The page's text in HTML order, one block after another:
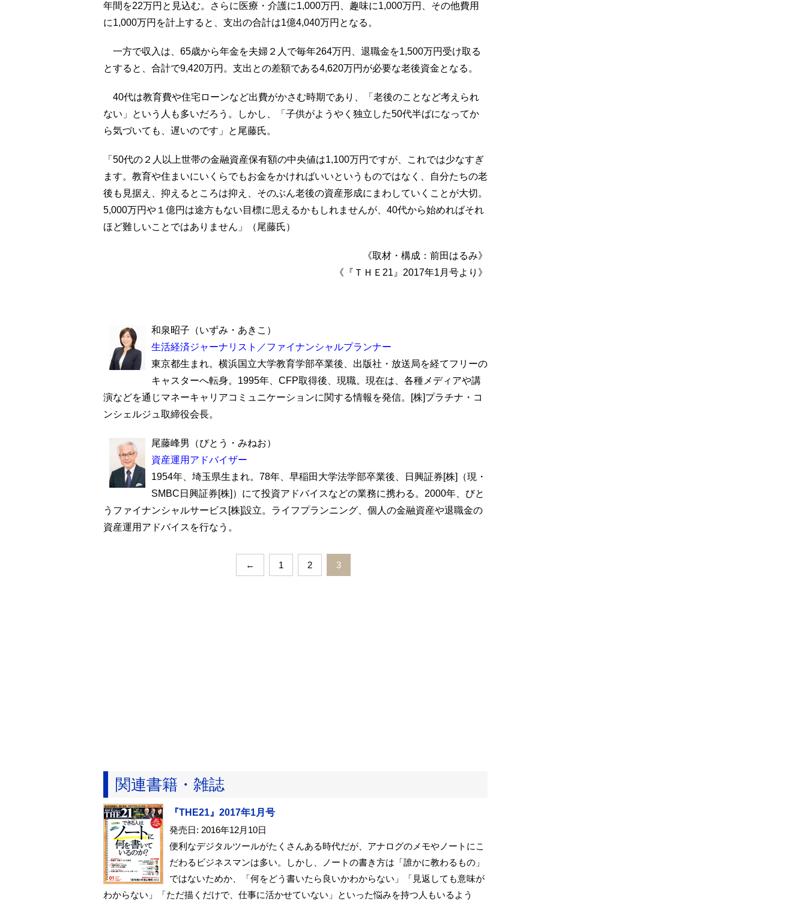
年間を22万円と見込む。さらに医療・介護に1,000万円、趣味に1,000万円、その他費用
に1,000万円を計上すると、支出の合計は1億4,040万円となる。
一方で収入は、65歳から年金を夫婦２人で毎年264万円、退職金を1,500万円受け取る
とすると、合計で9,420万円。支出との差額である4,620万円が必要な老後資金となる。
40代は教育費や住宅ローンなど出費がかさむ時期であり、「老後のことなど考えられ
ない」という人も多いだろう。しかし、「子供がようやく独立した50代半ばになってか
ら気づいても、遅いのです」と尾藤氏。
「50代の２人以上世帯の金融資産保有額の中央値は1,100万円ですが、これでは少なすぎ
ます。教育や住まいにいくらでもお金をかければいいというものではなく、自分たちの老
後も見据え、抑えるところは抑え、そのぶん老後の資産形成にまわしていくことが大切。
5,000万円や１億円は途方もない目標に思えるかもしれませんが、40代から始めればそれ
ほど難しいことではありません」（尾藤氏）
《取材・構成：前田はるみ》
《『ＴＨＥ21』2017年1月号より》
和泉昭子（いずみ・あきこ）
生活経済ジャーナリスト／ファイナンシャルプランナー
東京都生まれ。横浜国立大学教育学部卒業後、出版社・放送局を経てフリーの
キャスターへ転身。1995年、CFP取得後、現職。現在は、各種メディアや講
演などを通じマネーキャリアコミュニケーションに関する情報を発信。[株]プラチナ・コ
ンシェルジュ取締役会長。
尾藤峰男（びとう・みねお）
資産運用アドバイザー
1954年、埼玉県生まれ。78年、早稲田大学法学部卒業後、日興証券[株]（現・
SMBC日興証券[株]）にて投資アドバイスなどの業務に携わる。2000年、びと
うファイナンシャルサービス[株]設立。ライフプランニング、個人の金融資産や退職金の
資産運用アドバイスを行なう。
← 1 2 3
関連書籍・雑誌
『THE21』2017年1月号
発売日: 2016年12月10日
便利なデジタルツールがたくさんある時代だが、アナログのメモやノートにこ
だわるビジネスマンは多い。しかし、ノートの書き方は「誰かに教わるもの」
ではないためか、「何をどう書いたら良いかわからない」「見返しても意味が
わからない」「ただ描くだけで、仕事に活かせていない」といった悩みを持つ人もいるよう